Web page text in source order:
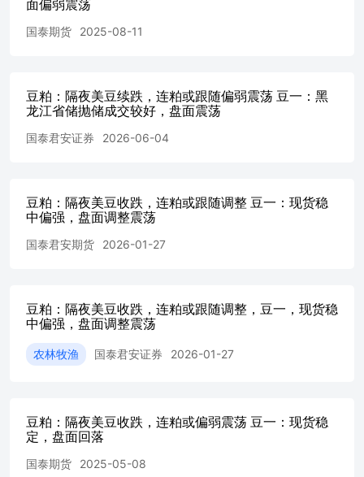
于已公开的资料，但本公司对该等信息的准确性、完整性或
的价格可升可跌，过往表现不应作为日后的表现依据。在不
同时期，或因使用不同假设和标准，采用不同观点和分析方
法，本公司可发出与本报告所载资料、意见及推测不一致的
报告，对此本公司可不发出特别通知。本公司不保证本报告
别客户，不构成客户私人咨询建议，客户应考虑本报告中的
任何意见或建议是否符合其特定状况。在任何情况下，本报
告中的信息或所表述的意见均不构成对任何人的投资建议。
此有关的其他损失负任何责任。投资者务必注意，其据此做
出的任何投资决策与本公司、本公司员工或者关联机构无
关。市场有风险，投资需谨慎。投资者不应将本报告作为作
出投资决策的唯一参考因素，亦不应认为本报告可以取代自
行引用、刊发的，需在允许的范围内使用，并注明出处
为“国泰君安期货研究”，提示使用本报告的风险，且不得对
本报告进行任何有悖原意的引用、删节和修改。若本公司以
面偏弱震荡
国泰期货 2025-08-11
豆粕：隔夜美豆续跌，连粕或跟随偏弱震荡 豆一：黑
龙江省储抛储成交较好，盘面震荡
国泰君安证券 2026-06-04
豆粕：隔夜美豆收跌，连粕或跟随调整 豆一：现货稳
中偏强，盘面调整震荡
国泰君安期货 2026-01-27
豆粕：隔夜美豆收跌，连粕或跟随调整，豆一，现货稳
中偏强，盘面调整震荡
农林牧渔 国泰君安证券 2026-01-27
豆粕：隔夜美豆收跌，连粕或偏弱震荡 豆一：现货稳
定，盘面回落
国泰期货 2025-05-08